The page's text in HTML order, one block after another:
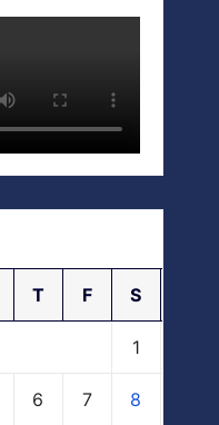
T F S
1
6 7 8